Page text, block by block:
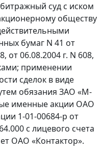
суд с иском
обществу
бумаг N 41 от
от 06.08.2004 г. N 608,
применении
сделок в виде
обязания ЗАО «М-
именные акции ОАО
1-01-00684-р от
с лицевого счета
ОАО «Контактор».